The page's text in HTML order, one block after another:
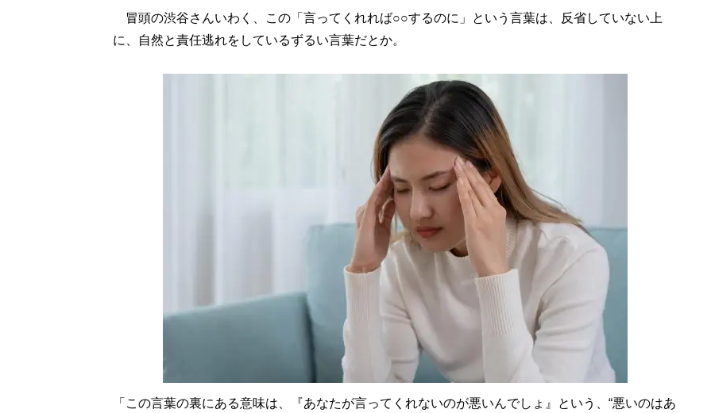
冒頭の渋谷さんいわく、この「言ってくれれば○○するのに」という言葉は、反省していない上
に、自然と責任逃れをしているずるい言葉だとか。
「この言葉の裏にある意味は、『あなたが言ってくれないのが悪いんでしょ』という、“悪いのはあ